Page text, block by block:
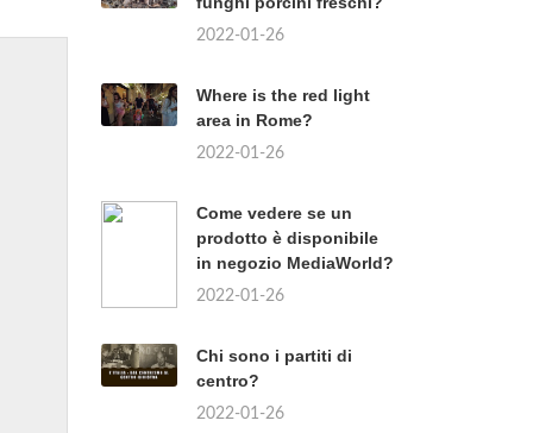
2022-01-26
Where is the red light
area in Rome?
2022-01-26
Come vedere se un
prodotto è disponibile
in negozio MediaWorld?
2022-01-26
Chi sono i partiti di
centro?
2022-01-26